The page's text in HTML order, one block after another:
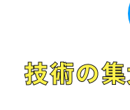
技術の